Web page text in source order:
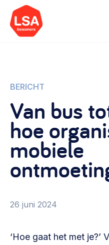
Onderwerpen
Starten van een
Rechtsvormen,
Financiën
Financieringsvormen,
Bestuur, horeca,
Vrijwilligers en
Wat we doen
Onze leden
Contact
Opinie
BERICHT
Van bus
hoe
mobiele
26 juni 2024
‘Hoe gaat het met je?’